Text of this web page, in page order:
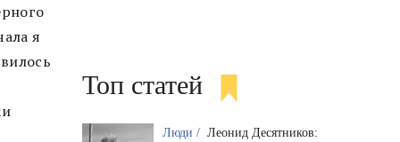
я
Топ статей
Люди / Леонид Десятников: